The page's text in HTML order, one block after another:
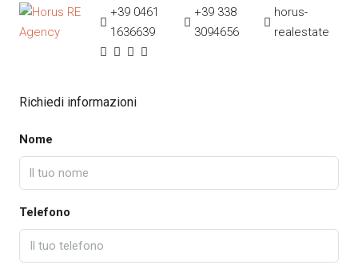
+39 0461
1636639
+39 338
3094656
horus-
realestate
Richiedi informazioni
Nome
Telefono